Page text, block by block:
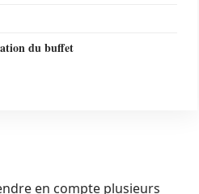
du buffet
en compte plusieurs